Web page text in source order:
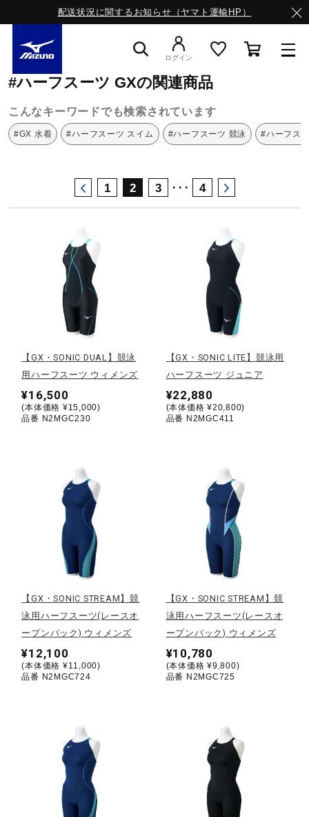
配送状況に関するお知らせ（ヤマト運輸HP）
ライフスタイルウエア
ランニング
サッカー／フットサル
トレーニング
ゴルフ
バレーボール
テニス／ソフトテニス
バドミントン
陸上競技
ソフトボール
柔道
ログイン
ミズノ公式オンライン
#ハーフスーツ GXの関連商品
こんなキーワードでも検索されています
#GX 水着 #ハーフスーツ スイム #ハーフスーツ 競泳 #ハーフス
1 2 3 ･･･ 4
【GX・SONIC DUAL】競泳
用ハーフスーツ ウィメンズ
¥16,500
(本体価格 ¥15,000)
品番 N2MGC230
【GX・SONIC LITE】競泳用
ハーフスーツ ジュニア
¥22,880
(本体価格 ¥20,800)
品番 N2MGC411
【GX・SONIC STREAM】競
泳用ハーフスーツ(レースオ
ープンバック) ウィメンズ
¥12,100
(本体価格 ¥11,000)
品番 N2MGC724
【GX・SONIC STREAM】競
泳用ハーフスーツ(レースオ
ープンバック) ウィメンズ
¥10,780
(本体価格 ¥9,800)
品番 N2MGC725